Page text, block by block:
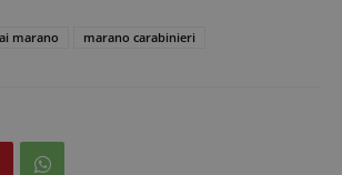
marano marano carabinieri